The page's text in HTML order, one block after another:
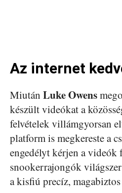
Az internet
Miután Luke Owens
készült videókat a
felvételek villámgyorsan
platform is megkereste a
engedélyt kérjen a videók
snookerrajongók
a kisfiú precíz,